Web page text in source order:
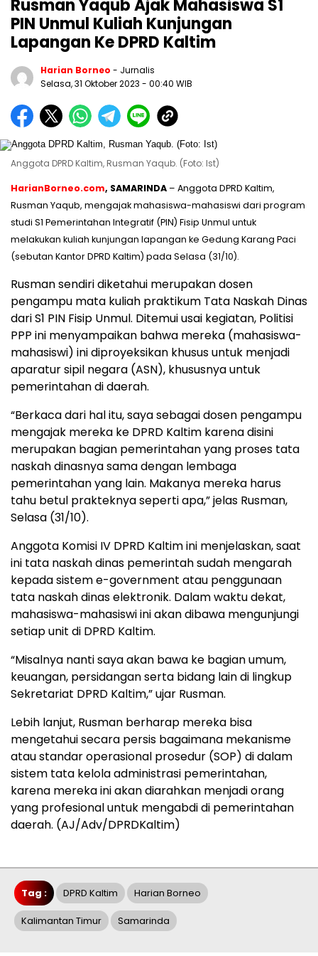
Rusman Yaqub Ajak Mahasiswa S1
PIN Unmul Kuliah Kunjungan
Lapangan Ke DPRD Kaltim
Harian Borneo - Jurnalis
Selasa, 31 Oktober 2023 - 00:40 WIB
Anggota DPRD Kaltim, Rusman Yaqub. (Foto: Ist)
HarianBorneo.com, SAMARINDA – Anggota DPRD Kaltim,
Rusman Yaqub, mengajak mahasiswa-mahasiswi dari program
studi S1 Pemerintahan Integratif (PIN) Fisip Unmul untuk
melakukan kuliah kunjungan lapangan ke Gedung Karang Paci
(sebutan Kantor DPRD Kaltim) pada Selasa (31/10).
Rusman sendiri diketahui merupakan dosen
pengampu mata kuliah praktikum Tata Naskah Dinas
dari S1 PIN Fisip Unmul. Ditemui usai kegiatan, Politisi
PPP ini menyampaikan bahwa mereka (mahasiswa-
mahasiswi) ini diproyeksikan khusus untuk menjadi
aparatur sipil negara (ASN), khususnya untuk
pemerintahan di daerah.
“Berkaca dari hal itu, saya sebagai dosen pengampu
mengajak mereka ke DPRD Kaltim karena disini
merupakan bagian pemerintahan yang proses tata
naskah dinasnya sama dengan lembaga
pemerintahan yang lain. Makanya mereka harus
tahu betul prakteknya seperti apa,” jelas Rusman,
Selasa (31/10).
Anggota Komisi IV DPRD Kaltim ini menjelaskan, saat
ini tata naskah dinas pemerintah sudah mengarah
kepada sistem e-government atau penggunaan
tata naskah dinas elektronik. Dalam waktu dekat,
mahasiswa-mahasiswi ini akan dibawa mengunjungi
setiap unit di DPRD Kaltim.
“Misalnya nanti saya akan bawa ke bagian umum,
keuangan, persidangan serta bidang lain di lingkup
Sekretariat DPRD Kaltim,” ujar Rusman.
Lebih lanjut, Rusman berharap mereka bisa
mengetahui secara persis bagaimana mekanisme
atau standar operasional prosedur (SOP) di dalam
sistem tata kelola administrasi pemerintahan,
karena mereka ini akan diarahkan menjadi orang
yang profesional untuk mengabdi di pemerintahan
daerah. (AJ/Adv/DPRDKaltim)
Tag : DPRD Kaltim Harian Borneo
Kalimantan Timur Samarinda